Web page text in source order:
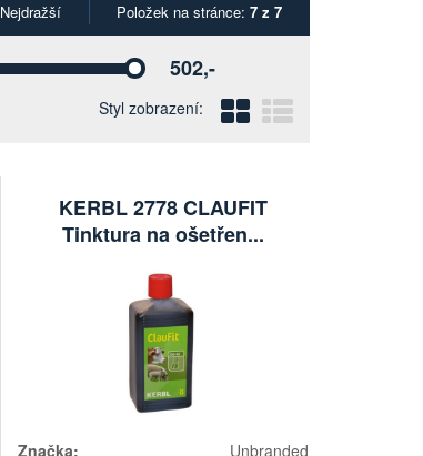
Nejdražší Položek na stránce: 7 z 7
Vyberte502,-
Styl zobrazení: BlokovýŘádkový
KERBL 2778 CLAUFIT
Tinktura na ošetřen...
Značka:
Unbranded